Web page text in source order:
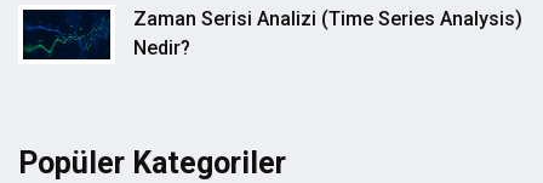
Zaman Serisi Analizi (Time Series Analysis)
Nedir?
Popüler Kategoriler